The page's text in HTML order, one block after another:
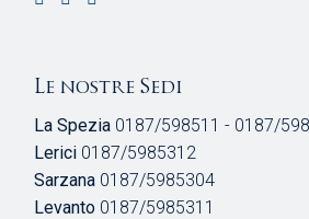
Le nostre Sedi
La Spezia 0187/598511 - 0187/
Lerici 0187/5985312
Sarzana 0187/5985304
Levanto 0187/5985311